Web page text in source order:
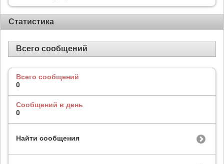
Статистика
Всего сообщений
Всего сообщений
0
Сообщений в день
0
Найти сообщения